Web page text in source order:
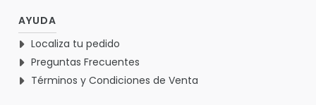
AYUDA
Localiza tu pedido
Preguntas Frecuentes
Términos y Condiciones de Venta